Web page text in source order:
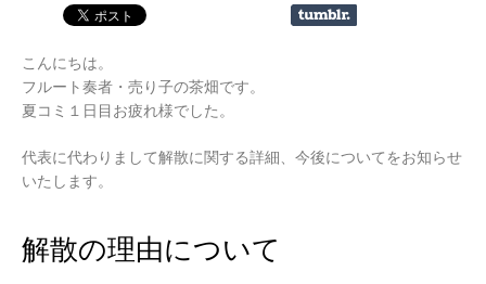
こんにちは。
フルート奏者・売り子の茶畑です。
夏コミ１日目お疲れ様でした。
代表に代わりまして解散に関する詳細、今後についてをお知らせ
いたします。
解散の理由について